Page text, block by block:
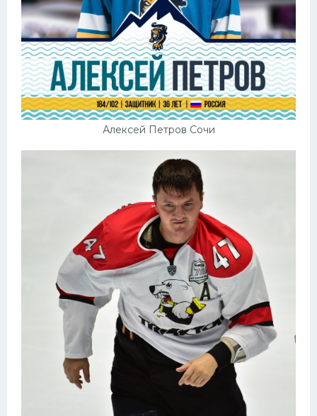
Алексей Петров Сочи